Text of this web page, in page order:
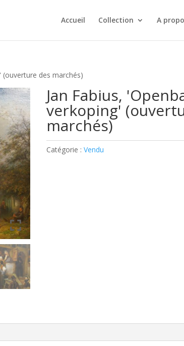
Accueil Collection A
(ouverture des marchés)
Jan Fabius,
verkoping'
marchés)
Catégorie :Vendu